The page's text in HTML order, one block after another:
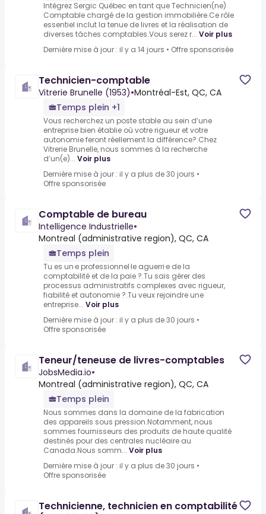
Intégrez Sergic Québec en tant que Technicien(ne)
Comptable chargé de la gestion immobilière.Ce rôle
essentiel inclut la tenue de livres et la réalisation de
diverses tâches comptables.Vous serez r... Voir plus
Dernière mise à jour : il y a 14 jours • Offre sponsorisée
Technicien-comptable
Vitrerie Brunelle (1953)•Montréal-Est, QC, CA
Temps plein +1
Vous recherchez un poste stable au sein d’une
entreprise bien établie où votre rigueur et votre
autonomie feront réellement la différence?.Chez
Vitrerie Brunelle, nous sommes à la recherche
d’un(e)... Voir plus
Dernière mise à jour : il y a plus de 30 jours •
Offre sponsorisée
Comptable de bureau
Intelligence Industrielle•
Montreal (administrative region), QC, CA
Temps plein
Tu es un·e professionnel·le aguerri·e de la
comptabilité et de la paie ?.Tu sais gérer des
processus administratifs complexes avec rigueur,
fiabilité et autonomie ?.Tu veux rejoindre une
entreprise... Voir plus
Dernière mise à jour : il y a plus de 30 jours •
Offre sponsorisée
Teneur/teneuse de livres-comptables
JobsMedia.io•
Montreal (administrative region), QC, CA
Temps plein
Nous sommes dans la domaine de la fabrication
des appareils sous pression.Notamment, nous
sommes fournisseurs des produits de haute qualité
destinés pour des centrales nucléaire au
Canada.Nous somm... Voir plus
Dernière mise à jour : il y a plus de 30 jours •
Offre sponsorisée
Technicienne, technicien en comptabilité